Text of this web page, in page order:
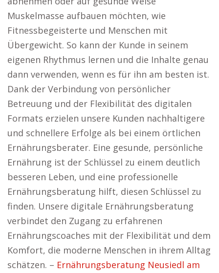
Muskelmasse aufbauen möchten, wie
Fitnessbegeisterte und Menschen mit
Übergewicht. So kann der Kunde in seinem
eigenen Rhythmus lernen und die Inhalte genau
dann verwenden, wenn es für ihn am besten ist.
Dank der Verbindung von persönlicher
Betreuung und der Flexibilität des digitalen
Formats erzielen unsere Kunden nachhaltigere
und schnellere Erfolge als bei einem örtlichen
Ernährungsberater. Eine gesunde, persönliche
Ernährung ist der Schlüssel zu einem deutlich
besseren Leben, und eine professionelle
Ernährungsberatung hilft, diesen Schlüssel zu
finden. Unsere digitale Ernährungsberatung
verbindet den Zugang zu erfahrenen
Ernährungscoaches mit der Flexibilität und dem
Komfort, die moderne Menschen in ihrem Alltag
schätzen. – Ernährungsberatung Neusiedl am